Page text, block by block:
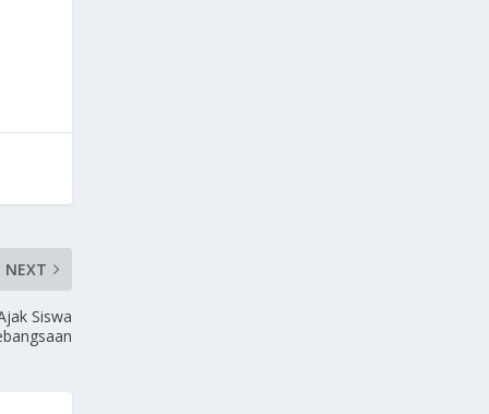
NEXT
Siswa